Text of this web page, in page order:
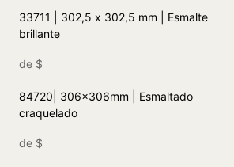
33711 | 302,5 x 302,5 mm | Esmalte
brillante
de $
84720| 306x306mm | Esmaltado
craquelado
de $